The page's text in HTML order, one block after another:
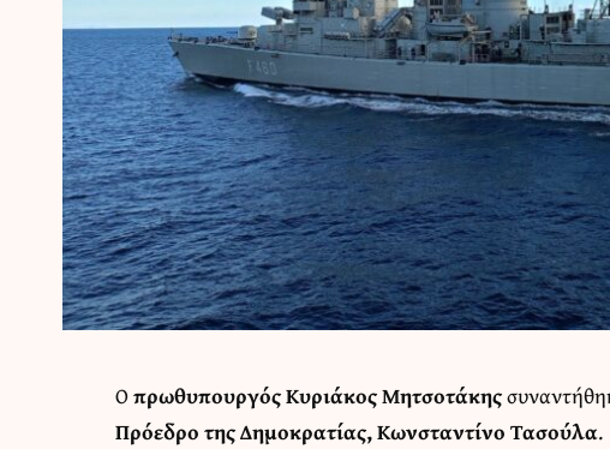
Οπρωθυπουργός Κυριάκος Μητσοτάκης
Πρόεδρο της Δημοκρατίας, Κωνσταντίνο Τασούλα.